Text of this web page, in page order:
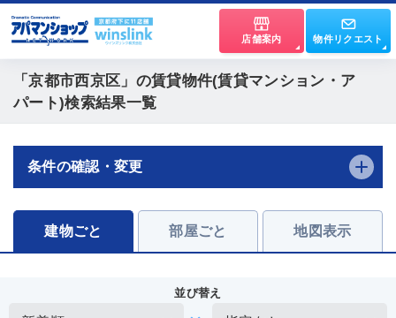
店舗案内 物件リクエスト
「京都市西京区」 の賃貸物件(賃貸マンション・ア
パート)検索結果一覧
条件の確認・変更
建物ごと 部屋ごと 地図表示
並び替え